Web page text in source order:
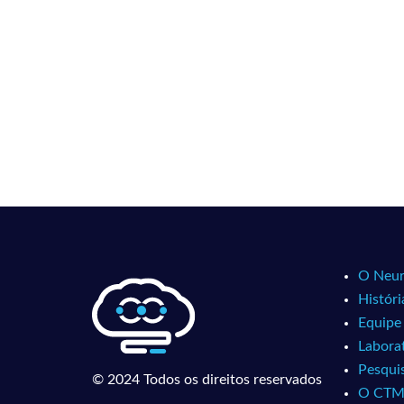
© 2024 Todos os direitos reservados
O
Equipe
O